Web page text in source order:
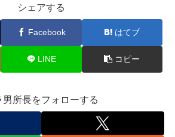
シェアする
Facebook はてブ
LINE コピー
男所長をフォローする